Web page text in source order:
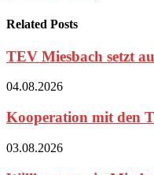
Related Posts
TEV Miesbach setzt
04.08.2026
Kooperation mit den
03.08.2026